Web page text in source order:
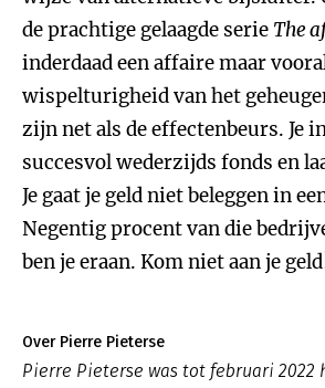
de prachtige gelaagde serie The
inderdaad een affaire maar
wispelturigheid van het
zijn net als de effectenbeurs. Je
succesvol wederzijds fonds en
Je gaat je geld niet beleggen in
Negentig procent van die
ben je eraan. Kom niet aan je
Over Pierre Pieterse
Pierre Pieterse was tot februari 2022